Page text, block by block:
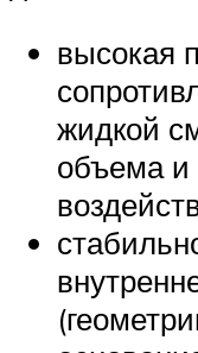
высокая
жидкой
объема